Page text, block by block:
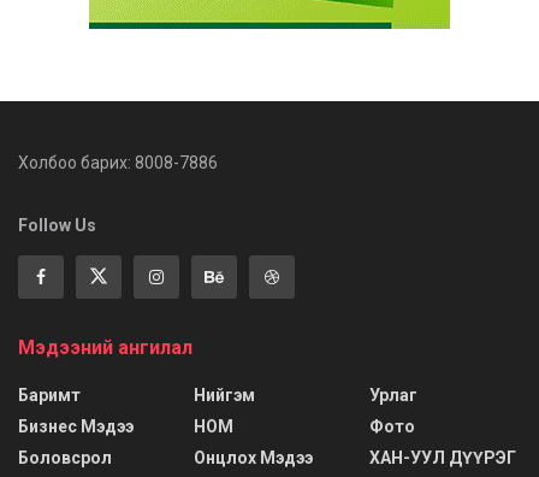
Холбоо барих: 8008-7886
Follow Us
Мэдээний ангилал
Баримт
Бизнес Мэдээ
Боловсрол
Нийгэм
НОМ
Онцлох Мэдээ
Урлаг
Фото
ХАН-УУЛ ДҮҮРЭГ